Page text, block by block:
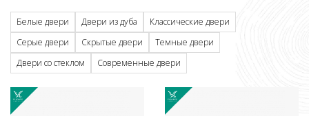
Белые двери Двери из дуба
Классические двери
Серые двери
Скрытые двери
Темные двери
Двери со стеклом
Современные двери